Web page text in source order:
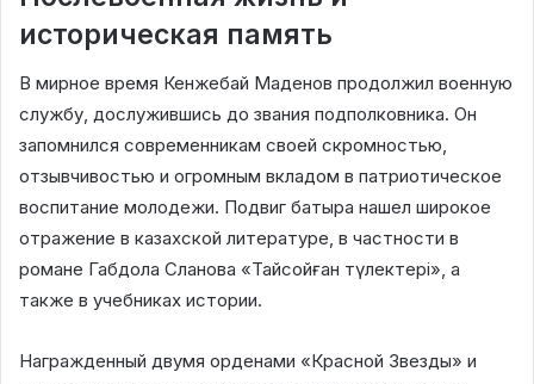
историческая память
В мирное время Кенжебай Маденов продолжил военную
службу, дослужившись до звания подполковника. Он
запомнился современникам своей скромностью,
отзывчивостью и огромным вкладом в патриотическое
воспитание молодежи. Подвиг батыра нашел широкое
отражение в казахской литературе, в частности в
романе Габдола Сланова «Тайсойған түлектері», а
также в учебниках истории.
Награжденный двумя орденами «Красной Звезды» и